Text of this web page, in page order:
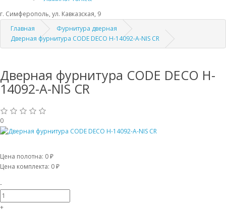
г. Симферополь, ул. Кавказская, 9
Главная
Фурнитура дверная
Дверная фурнитура CODE DECO H-14092-A-NIS CR
Дверная фурнитура CODE DECO H-
14092-A-NIS CR
0
Цена полотна: 0 ₽
Цена комплекта: 0 ₽
-
+